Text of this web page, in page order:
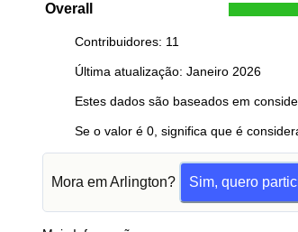
Overall
Contribuidores: 11
Última atualização: Janeiro 2026
Estes dados são baseados em
Se o valor é 0, significa que é
Mora em Arlington? Sim, quero